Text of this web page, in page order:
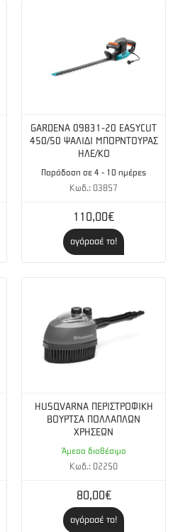
GARDENA 09831-20 EASYCUT
450/50 ΨΑΛΙΔΙ ΜΠΟΡΝΤΟΥΡΑΣ
ΗΛΕ/ΚΟ
Παράδοση σε 4 - 10 ημέρες
Κωδ.: 03857
110,00€
αγόρασέ το!
HUSQVARNA ΠΕΡΙΣΤΡΟΦΙΚΗ
ΒΟΥΡΤΣΑ ΠΟΛΛΑΠΛΩΝ
ΧΡΗΣΕΩΝ
Άμεσα διαθέσιμο
Κωδ.: 02250
80,00€
αγόρασέ το!